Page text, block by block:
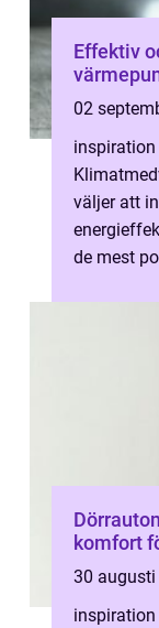
Effektiv
02
inspiration
väljer att
de mest
komfort
30
inspiration